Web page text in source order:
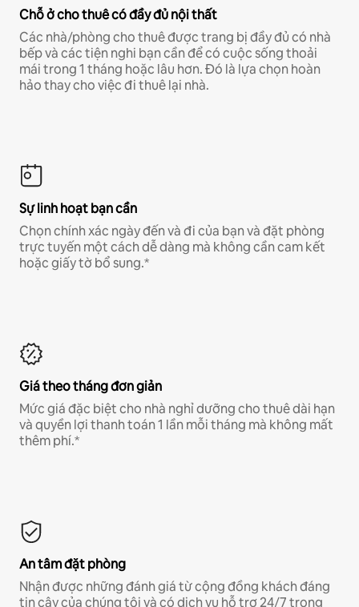
Chỗ ở cho thuê có đầy đủ nội thất
Các nhà/phòng cho thuê được trang bị đầy đủ có nhà
bếp và các tiện nghi bạn cần để có cuộc sống thoải
mái trong 1 tháng hoặc lâu hơn. Đó là lựa chọn hoàn
hảo thay cho việc đi thuê lại nhà.
Sự linh hoạt bạn cần
Chọn chính xác ngày đến và đi của bạn và đặt phòng
trực tuyến một cách dễ dàng mà không cần cam kết
hoặc giấy tờ bổ sung.*
Giá theo tháng đơn giản
Mức giá đặc biệt cho nhà nghỉ dưỡng cho thuê dài hạn
và quyền lợi thanh toán 1 lần mỗi tháng mà không mất
thêm phí.*
An tâm đặt phòng
Nhận được những đánh giá từ cộng đồng khách đáng
tin cậy của chúng tôi và có dịch vụ hỗ trợ 24/7 trong